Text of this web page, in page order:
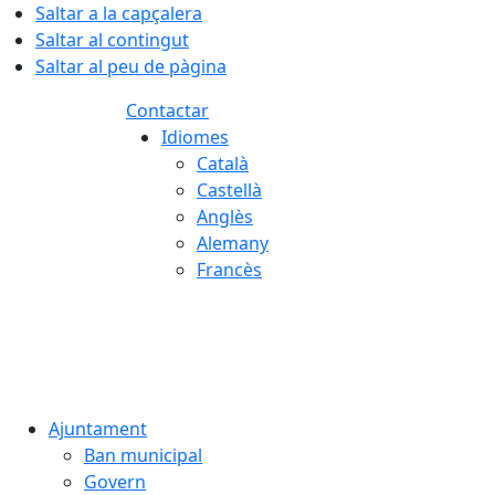
Saltar a la capçalera
Saltar al contingut
Saltar al peu de pàgina
Contactar
Idiomes
Català
Castellà
Anglès
Alemany
Francès
Ajuntament
Ban municipal
Govern